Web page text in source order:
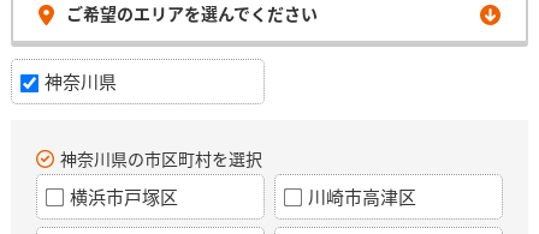
ご希望のエリアを選んでください
神奈川県
神奈川県の市区町村を選択
横浜市戸塚区 川崎市高津区